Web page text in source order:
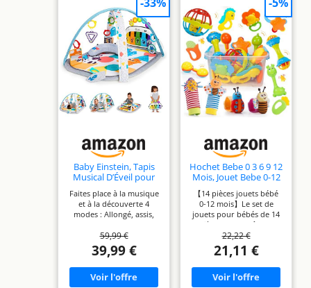
Baby Einstein, Tapis
Musical D’Éveil pour
Bébé 4 en 1 Kickin'
Tunes avec Piano, 70+
sons, 25+ min de
musique et lumières,
d'activité amovibles, 4
langues, dès la
naissance
Faites place à la musique
et à la découverte 4
modes : Allongé, assis,
Plus de 70 sons et
activités et plus de 25
minutes de musique
Inclut 7 jouets amovibles,
dont un piano magic
59,99 €
39,99 €
-33%
Hochet Bebe 0 3 6 9 12
Mois, Jouet Bebe 0-12
Mois Jeux Eveil Bebe 0
3 6 Mois Jouet Bébé
Cadeau 0-6-12 Mois
Fille Garçon Jeux Bebe
Nouveau Né Garçon
Fille Montessori Jeux
Bébé
【14 pièces jouets bébé
0-12 mois】Le set de
jouets pour bébés de 14
pièces (avec boîte de
rangement) comprend : 8
jouets à grelot, 4
chaussettes à grelot pour
poignets, 1 balle pour
bébé, 1 grelot, et une
22,22 €
21,11 €
-5%